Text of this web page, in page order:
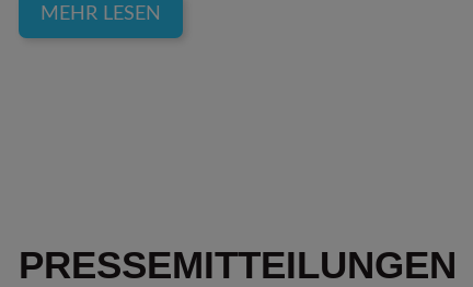
MEHR LESEN
PRESSEMITTEILUNGEN